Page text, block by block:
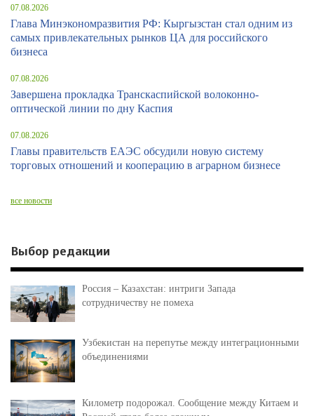
07.08.2026
Глава Минэкономразвития РФ: Кыргызстан стал одним из
самых привлекательных рынков ЦА для российского
бизнеса
07.08.2026
Завершена прокладка Транскаспийской волоконно-
оптической линии по дну Каспия
07.08.2026
Главы правительств ЕАЭС обсудили новую систему
торговых отношений и кооперацию в аграрном бизнесе
все новости
Выбор редакции
Россия – Казахстан: интриги Запада
сотрудничеству не помеха
Узбекистан на перепутье между интеграционными
объединениями
Километр подорожал. Сообщение между Китаем и